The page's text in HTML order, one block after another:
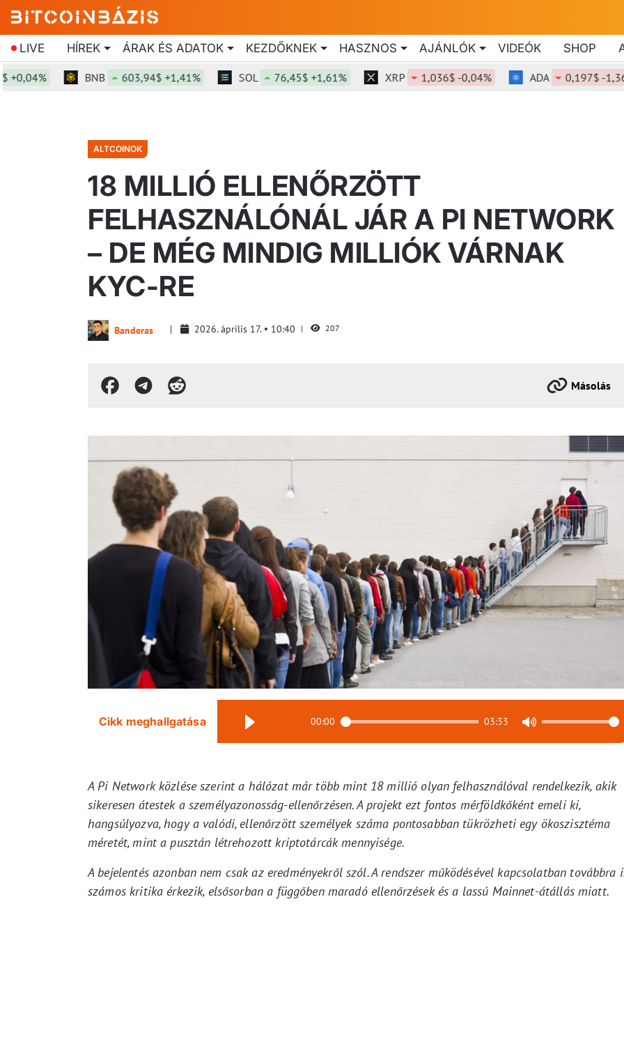
LIVE HÍREK ÁRAK ÉS ADATOK KEZDŐKNEK HASZNOS AJÁNLÓK VIDEÓK SHOP
BNB 603,94$ +1,41% SOL 76,45$ +1,61% XRP 1,036$ -0,04% ADA 0,197$ -1,36%
ALTCOINOK
18 MILLIÓ ELLENŐRZÖTT
FELHASZNÁLÓNÁL JÁR A PI NETWORK
– DE MÉG MINDIG MILLIÓK VÁRNAK
KYC-RE
Banderas 2026. április 17. 10:40 207
Másolás
Cikk meghallgatása 00:00 03:33
A Pi Network közlése szerint a hálózat már több mint 18 millió olyan felhasználóval rendelkezik, akik
sikeresen átestek a személyazonosság-ellenőrzésen. A projekt ezt fontos mérföldkőként emeli ki,
hangsúlyozva, hogy a valódi, ellenőrzött személyek száma pontosabban tükrözheti egy ökoszisztéma
méretét, mint a pusztán létrehozott kriptotárcák mennyisége.
A bejelentés azonban nem csak az eredményekről szól. A rendszer működésével kapcsolatban továbbra
számos kritika érkezik, elsősorban a függőben maradó ellenőrzések és a lassú Mainnet-átállás miatt.